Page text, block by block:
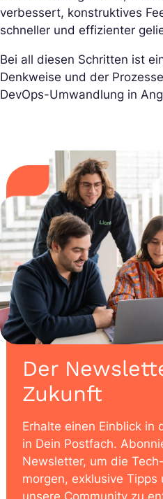
verbessert, konstruktives
schneller und effizienter
Bei all diesen Schritten ist
Denkweise und der
DevOps-Umwandlung in
Der
Zukunft
Erhalte einen Einblick in
in Dein Postfach.
Newsletter, um die
morgen, exklusive
unsere Community zu